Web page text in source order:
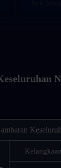
Kelangkaan